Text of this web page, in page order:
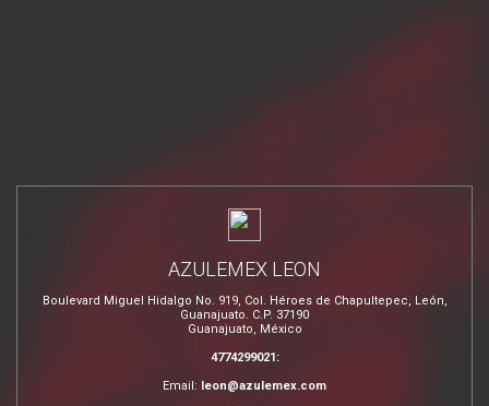
AZULEMEX LEON
Boulevard Miguel Hidalgo No. 919, Col. Héroes de Chapultepec, León,
Guanajuato. C.P. 37190
Guanajuato, México
4774299021:
Email:
leon@azulemex.com